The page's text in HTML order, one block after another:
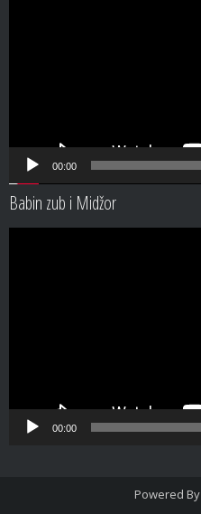
00:00
Babin zub i Midžor
00:00
Powered By